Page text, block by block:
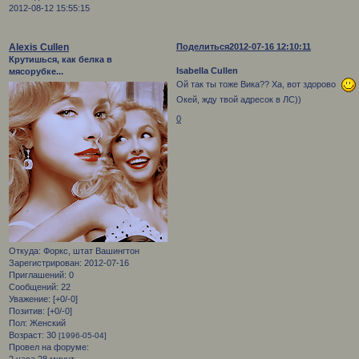
2012-08-12 15:55:15
Поделиться2012-07-16 12:10:11
Alexis Cullen
Крутишься, как белка в
мясорубке...
Откуда: Форкс, штат Вашингтон
Зарегистрирован: 2012-07-16
Приглашений: 0
Сообщений: 22
Уважение: [+0/-0]
Позитив: [+0/-0]
Пол: Женский
Возраст: 30 [1996-05-04]
Провел на форуме:
Isabella Cullen
Ой так ты тоже Вика?? Ха, вот здорово
Окей, жду твой адресок в ЛС))
0